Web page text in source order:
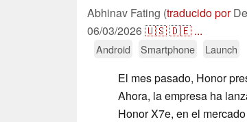
Abhinav Fating (traducido por
06/03/2026🇺🇸🇩🇪 ...
Android Smartphone Launch
El mes pasado, Honor
Ahora, la empresa ha
Honor X7e, en el